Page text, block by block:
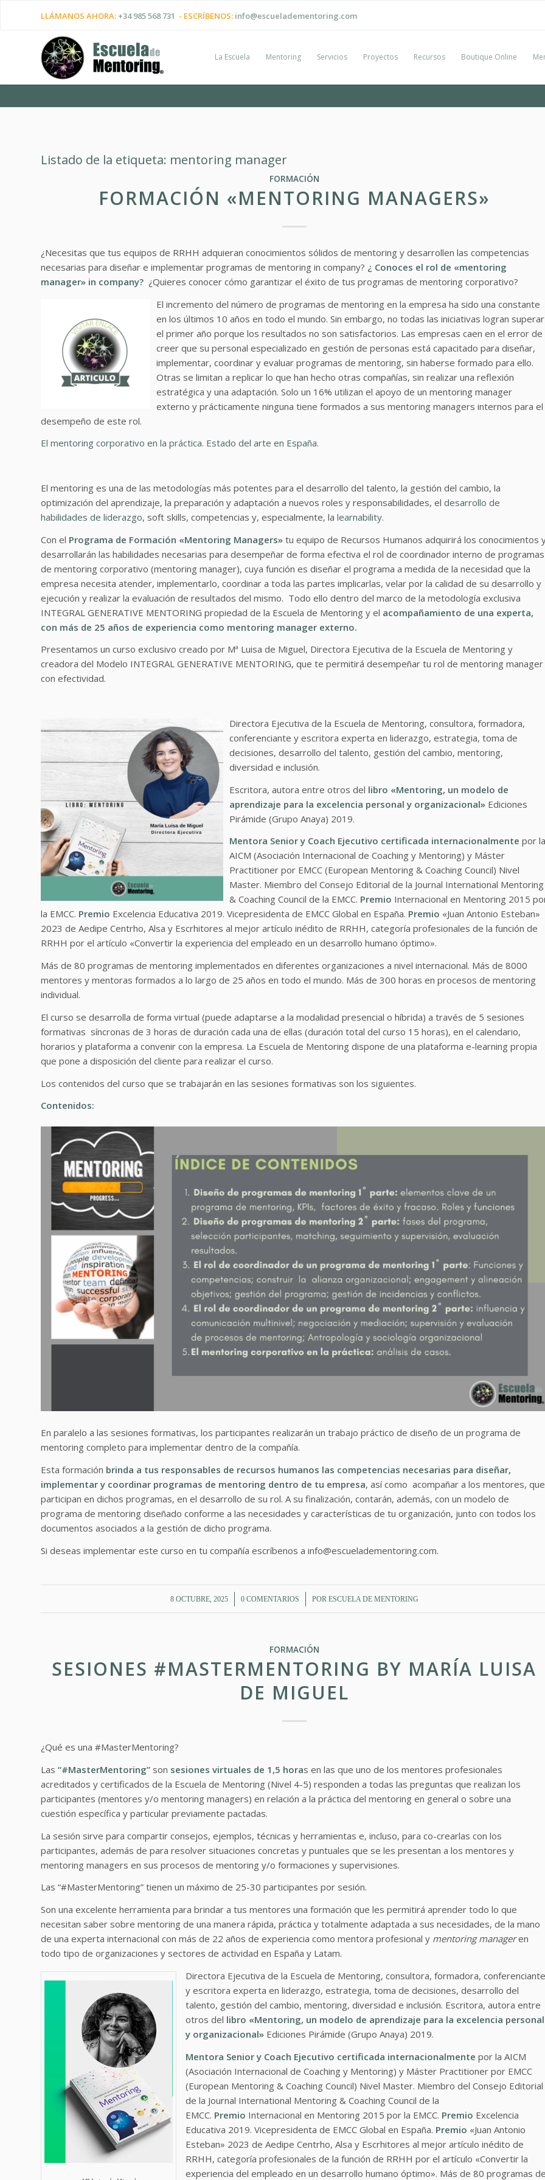
LLÁMANOS AHORA: +34 985 568 731 - ESCRÍBENOS: info@escueladementoring.com
La Escuela Mentoring Servicios Proyectos Recursos Boutique Online
Listado de la etiqueta: mentoring manager
FORMACIÓN
FORMACIÓN «MENTORING MANAGERS»
¿Necesitas que tus equipos de RRHH adquieran conocimientos sólidos de mentoring y desarrollen las competencias
necesarias para diseñar e implementar programas de mentoring in company? ¿ Conoces el rol de «mentoring
manager» in company? ¿Quieres conocer cómo garantizar el éxito de tus programas de mentoring corporativo?
El incremento del número de programas de mentoring en la empresa ha sido una constante
en los últimos 10 años en todo el mundo. Sin embargo, no todas las iniciativas logran superar
el primer año porque los resultados no son satisfactorios. Las empresas caen en el error de
creer que su personal especializado en gestión de personas está capacitado para diseñar,
implementar, coordinar y evaluar programas de mentoring, sin haberse formado para ello.
Otras se limitan a replicar lo que han hecho otras compañías, sin realizar una reflexión
estratégica y una adaptación. Solo un 16% utilizan el apoyo de un mentoring manager
externo y prácticamente ninguna tiene formados a sus mentoring managers internos para el
desempeño de este rol.
El mentoring corporativo en la práctica. Estado del arte en España.
El mentoring es una de las metodologías más potentes para el desarrollo del talento, la gestión del cambio, la
optimización del aprendizaje, la preparación y adaptación a nuevos roles y responsabilidades, el desarrollo de
habilidades de liderazgo, soft skills, competencias y, especialmente, la learnability.
Con el Programa de Formación «Mentoring Managers» tu equipo de Recursos Humanos adquirirá los conocimientos
desarrollarán las habilidades necesarias para desempeñar de forma efectiva el rol de coordinador interno de programas
de mentoring corporativo (mentoring manager), cuya función es diseñar el programa a medida de la necesidad que la
empresa necesita atender, implementarlo, coordinar a toda las partes implicarlas, velar por la calidad de su desarrollo y
ejecución y realizar la evaluación de resultados del mismo. Todo ello dentro del marco de la metodología exclusiva
INTEGRAL GENERATIVE MENTORING propiedad de la Escuela de Mentoring y el acompañamiento de una experta,
con más de 25 años de experiencia como mentoring manager externo.
Presentamos un curso exclusivo creado por Mª Luisa de Miguel, Directora Ejecutiva de la Escuela de Mentoring y
creadora del Modelo INTEGRAL GENERATIVE MENTORING, que te permitirá desempeñar tu rol de mentoring manager
con efectividad.
Directora Ejecutiva de la Escuela de Mentoring, consultora, formadora,
conferenciante y escritora experta en liderazgo, estrategia, toma de
decisiones, desarrollo del talento, gestión del cambio, mentoring,
diversidad e inclusión.
Escritora, autora entre otros del libro «Mentoring, un modelo de
aprendizaje para la excelencia personal y organizacional» Ediciones
Pirámide (Grupo Anaya) 2019.
Mentora Senior y Coach Ejecutivo certificada internacionalmente por la
AICM (Asociación Internacional de Coaching y Mentoring) y Máster
Practitioner por EMCC (European Mentoring & Coaching Council) Nivel
Master. Miembro del Consejo Editorial de la Journal International Mentoring
& Coaching Council de la EMCC. Premio Internacional en Mentoring 2015
la EMCC. Premio Excelencia Educativa 2019. Vicepresidenta de EMCC Global en España. Premio «Juan Antonio Esteban»
2023 de Aedipe Centrho, Alsa y Escrhitores al mejor artículo inédito de RRHH, categoría profesionales de la función de
RRHH por el artículo «Convertir la experiencia del empleado en un desarrollo humano óptimo».
Más de 80 programas de mentoring implementados en diferentes organizaciones a nivel internacional. Más de 8000
mentores y mentoras formados a lo largo de 25 años en todo el mundo. Más de 300 horas en procesos de mentoring
individual.
El curso se desarrolla de forma virtual (puede adaptarse a la modalidad presencial o híbrida) a través de 5 sesiones
formativas síncronas de 3 horas de duración cada una de ellas (duración total del curso 15 horas), en el calendario,
horarios y plataforma a convenir con la empresa. La Escuela de Mentoring dispone de una plataforma e-learning propia
que pone a disposición del cliente para realizar el curso.
Los contenidos del curso que se trabajarán en las sesiones formativas son los siguientes.
Contenidos:
En paralelo a las sesiones formativas, los participantes realizarán un trabajo práctico de diseño de un programa de
mentoring completo para implementar dentro de la compañía.
Esta formación brinda a tus responsables de recursos humanos las competencias necesarias para diseñar,
implementar y coordinar programas de mentoring dentro de tu empresa, así como acompañar a los mentores, que
participan en dichos programas, en el desarrollo de su rol. A su finalización, contarán, además, con un modelo de
programa de mentoring diseñado conforme a las necesidades y características de tu organización, junto con todos los
documentos asociados a la gestión de dicho programa.
Si deseas implementar este curso en tu compañía escríbenos a info@escueladementoring.com.
8 OCTUBRE, 2025
/ 0 COMENTARIOS
/ POR ESCUELA DE MENTORING
FORMACIÓN
SESIONES #MASTERMENTORING BY MARÍA LUISA
DE MIGUEL
¿Qué es una #MasterMentoring?
Las “#MasterMentoring” son sesiones virtuales de 1,5 horas en las que uno de los mentores profesionales
acreditados y certificados de la Escuela de Mentoring (Nivel 4-5) responden a todas las preguntas que realizan los
participantes (mentores y/o mentoring managers) en relación a la práctica del mentoring en general o sobre una
cuestión específica y particular previamente pactadas.
La sesión sirve para compartir consejos, ejemplos, técnicas y herramientas e, incluso, para co-crearlas con los
participantes, además de para resolver situaciones concretas y puntuales que se les presentan a los mentores y
mentoring managers en sus procesos de mentoring y/o formaciones y supervisiones.
Las “#MasterMentoring” tienen un máximo de 25-30 participantes por sesión.
Son una excelente herramienta para brindar a tus mentores una formación que les permitirá aprender todo lo que
necesitan saber sobre mentoring de una manera rápida, práctica y totalmente adaptada a sus necesidades, de la mano
de una experta internacional con más de 22 años de experiencia como mentora profesional y mentoring manageren
todo tipo de organizaciones y sectores de actividad en España y Latam.
Directora Ejecutiva de la Escuela de Mentoring, consultora, formadora, conferenciante
y escritora experta en liderazgo, estrategia, toma de decisiones, desarrollo del
talento, gestión del cambio, mentoring, diversidad e inclusión. Escritora, autora entre
otros del libro «Mentoring, un modelo de aprendizaje para la excelencia personal
y organizacional» Ediciones Pirámide (Grupo Anaya) 2019.
Mentora Senior y Coach Ejecutivo certificada internacionalmente por la AICM
(Asociación Internacional de Coaching y Mentoring) y Máster Practitioner por EMCC
(European Mentoring & Coaching Council) Nivel Master. Miembro del Consejo Editorial
de la Journal International Mentoring & Coaching Council de la
EMCC. Premio Internacional en Mentoring 2015 por la EMCC. Premio Excelencia
Educativa 2019. Vicepresidenta de EMCC Global en España. Premio «Juan Antonio
Esteban» 2023 de Aedipe Centrho, Alsa y Escrhitores al mejor artículo inédito de
RRHH, categoría profesionales de la función de RRHH por el artículo «Convertir la
experiencia del empleado en un desarrollo humano óptimo». Más de 80 programas